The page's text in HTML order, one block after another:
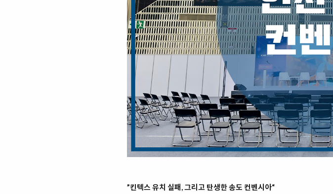
”킨텍스 유치 실패, 그리고 탄생한 송도 컨벤시아“